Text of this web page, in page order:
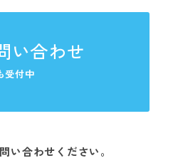
い合わせ
受付中
い合わせください。